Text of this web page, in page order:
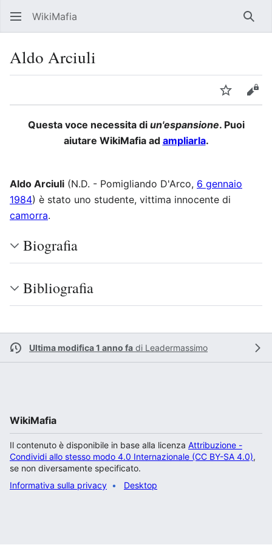
WikiMafia
Aldo Arciuli
Segui
Questa voce necessita di un'espansione. Puoi
aiutare WikiMafia ad ampliarla.
Aldo Arciuli (N.D. - Pomigliando D'Arco, 6 gennaio
1984) è stato uno studente, vittima innocente di
camorra.
Biografia
Bibliografia
Ultima modifica 1 anno fa di Leadermassimo
WikiMafia
Il contenuto è disponibile in base alla licenza Attribuzione -
Condividi allo stesso modo 4.0 Internazionale (CC BY-SA 4.0),
se non diversamente specificato.
Informativa sulla privacy
Desktop